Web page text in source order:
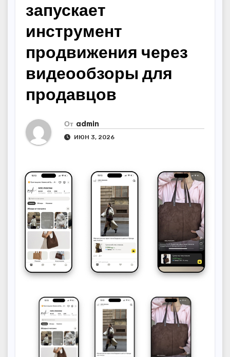
запускает
инструмент
продвижения через
видеообзоры для
продавцов
От admin
ИЮН 3, 2026